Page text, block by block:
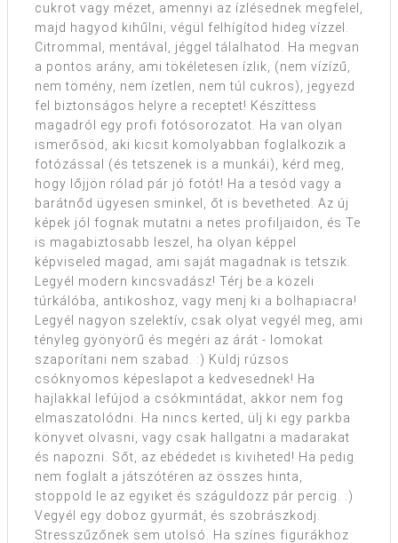
cukrot vagy mézet, amennyi az ízlésednek megfelel,
majd hagyod kihűlni, végül felhígítod hideg vízzel.
Citrommal, mentával, jéggel tálalhatod. Ha megvan
a pontos arány, ami tökéletesen ízlik, (nem vízízű,
nem tömény, nem ízetlen, nem túl cukros), jegyezd
fel biztonságos helyre a receptet! Készíttess
magadról egy profi fotósorozatot. Ha van olyan
ismerősöd, aki kicsit komolyabban foglalkozik a
fotózással (és tetszenek is a munkái), kérd meg,
hogy lőjjön rólad pár jó fotót! Ha a tesód vagy a
barátnőd ügyesen sminkel, őt is bevetheted. Az új
képek jól fognak mutatni a netes profiljaidon, és Te
is magabiztosabb leszel, ha olyan képpel
képviseled magad, ami saját magadnak is tetszik.
Legyél modern kincsvadász! Térj be a közeli
túrkálóba, antikoshoz, vagy menj ki a bolhapiacra!
Legyél nagyon szelektív, csak olyat vegyél meg, ami
tényleg gyönyörű és megéri az árát - lomokat
szaporítani nem szabad. :) Küldj rúzsos
csóknyomos képeslapot a kedvesednek! Ha
hajlakkal lefújod a csókmintádat, akkor nem fog
elmaszatolódni. Ha nincs kerted, ülj ki egy parkba
könyvet olvasni, vagy csak hallgatni a madarakat
és napozni. Sőt, az ebédedet is kiviheted! Ha pedig
nem foglalt a játszótéren az összes hinta,
stoppold le az egyiket és száguldozz pár percig. :)
Vegyél egy doboz gyurmát, és szobrászkodj.
Stresszűzőnek sem utolsó. Ha színes figurákhoz